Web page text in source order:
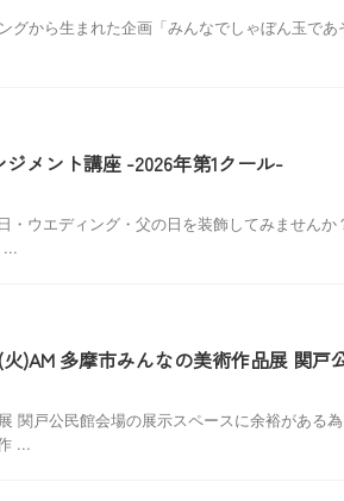
グから生まれた企画「みんなでしゃぼん玉で
メント講座 -2026年第1クール-
・ウエディング・父の日を装飾してみません
...
火)AM 多摩市みんなの美術作品展 関
関戸公民館会場の展示スペースに余裕があ
...